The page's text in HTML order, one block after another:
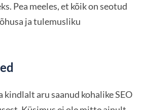
Pea meeles, et kõik on seotud
ja tulemusliku
kindlalt aru saanud kohalike SEO